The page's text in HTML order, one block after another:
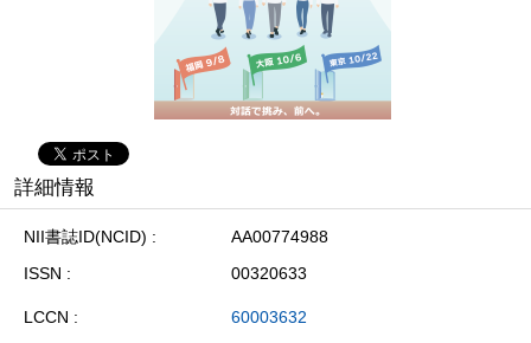
詳細情報
NII書誌ID(NCID)
AA00774988
ISSN
00320633
LCCN 60003632